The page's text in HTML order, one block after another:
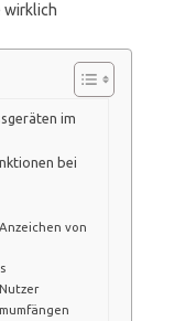
wirklich
im
bei
von